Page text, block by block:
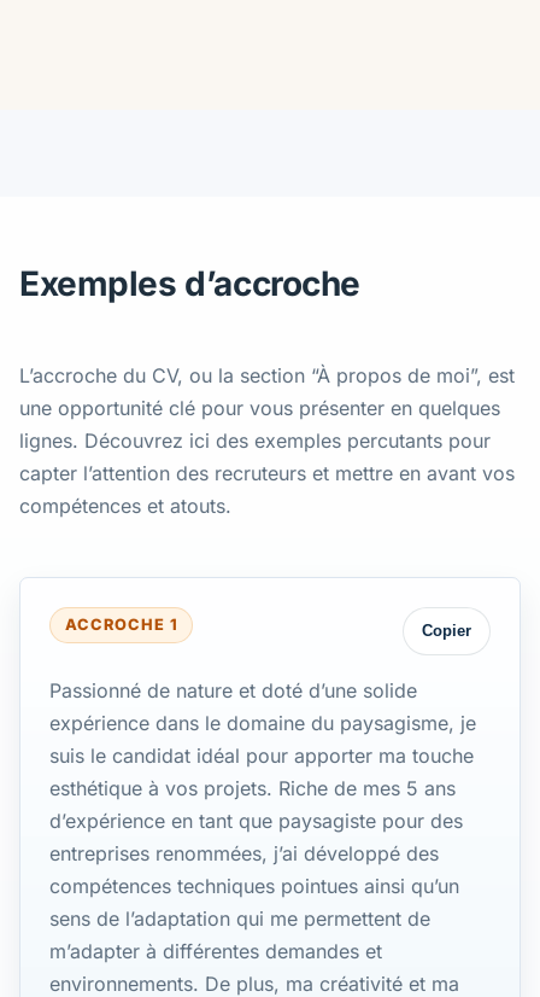
Exemples d’accroche
L’accroche du CV, ou la section “À propos de moi”, est
une opportunité clé pour vous présenter en quelques
lignes. Découvrez ici des exemples percutants pour
capter l’attention des recruteurs et mettre en avant vos
compétences et atouts.
ACCROCHE 1 Copier
Passionné de nature et doté d’une solide
expérience dans le domaine du paysagisme, je
suis le candidat idéal pour apporter ma touche
esthétique à vos projets. Riche de mes 5 ans
d’expérience en tant que paysagiste pour des
entreprises renommées, j’ai développé des
compétences techniques pointues ainsi qu’un
sens de l’adaptation qui me permettent de
m’adapter à différentes demandes et
environnements. De plus, ma créativité et ma